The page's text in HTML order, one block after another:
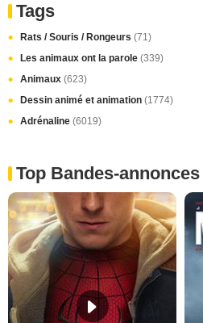
Tags
Rats / Souris / Rongeurs (71)
Les animaux ont la parole (339)
Animaux (623)
Dessin animé et animation (1774)
Adrénaline (6019)
Top Bandes-annonces